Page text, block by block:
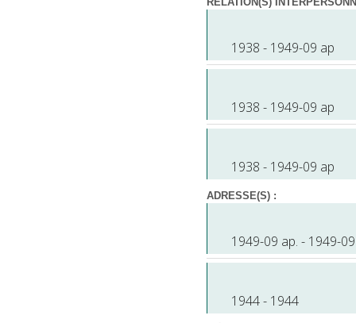
1938 - 1949-09 ap
1938 - 1949-09 ap
1938 - 1949-09 ap
ADRESSE(S) :
1949-09 ap. - 1949-
1944 - 1944